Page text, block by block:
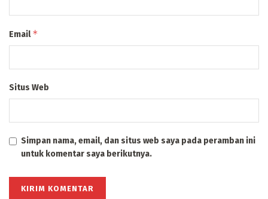
Email*
Situs Web
Simpan nama, email, dan situs web saya pada peramban ini
untuk komentar saya berikutnya.